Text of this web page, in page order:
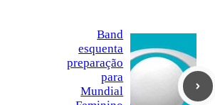
Band
esquenta
preparação
para
Mundial